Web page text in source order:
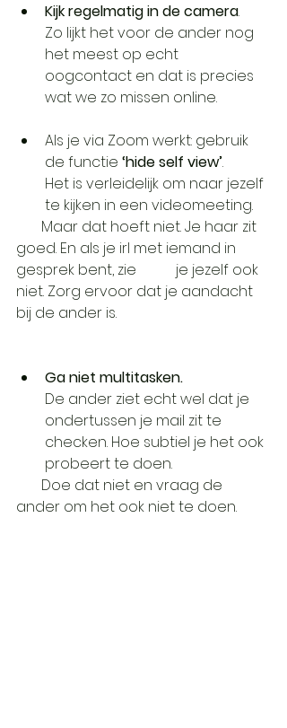
Kijk regelmatig in de camera.
Zo lijkt het voor de ander nog
het meest op echt
oogcontact en dat is precies
wat we zo missen online.
Als je via Zoom werkt: gebruik
de functie ‘hide self view’.
Het is verleidelijk om naar jezelf
te kijken in een videomeeting.
goed. En als je irl met iemand in
gesprek bent, zie           je jezelf ook
niet. Zorg ervoor dat je aandacht
bij de ander is.
Ga niet multitasken.
De ander ziet echt wel dat je
ondertussen je mail zit te
checken. Hoe subtiel je het ook
probeert te doen.
ander om het ook niet te doen.